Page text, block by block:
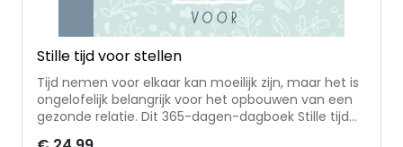
Stille tijd voor stellen
Tijd nemen voor elkaar kan moeilijk zijn, maar het is
ongelofelijk belangrijk voor het opbouwen van een
gezonde relatie. Dit 365-dagen-dagboek Stille tijd